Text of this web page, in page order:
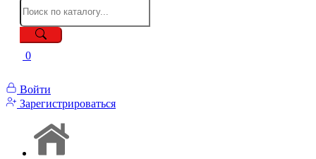
0
Войти
Зарегистрироваться